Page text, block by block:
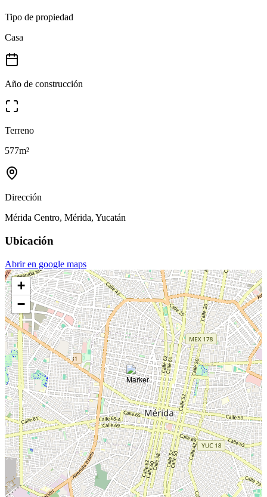
Tipo de propiedad
Casa
Año de construcción
Terreno
577m²
Dirección
Mérida Centro, Mérida, Yucatán
Ubicación
Abrir en google maps
+
−